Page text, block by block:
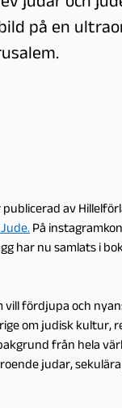
på en
av
På
har nu samlats i
vill fördjupa och
om judisk kultur,
från hela
judar,